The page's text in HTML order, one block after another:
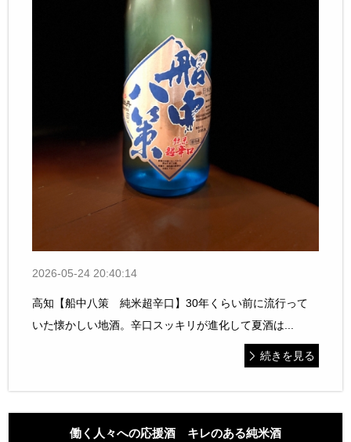
2026-05-24 20:40:14
高知【船中八策 純米超辛口】30年くらい前に流行って
いた懐かしい地酒。辛口スッキリが進化して夏酒は...
続きを見る
働く人々への応援酒 キレのある純米酒